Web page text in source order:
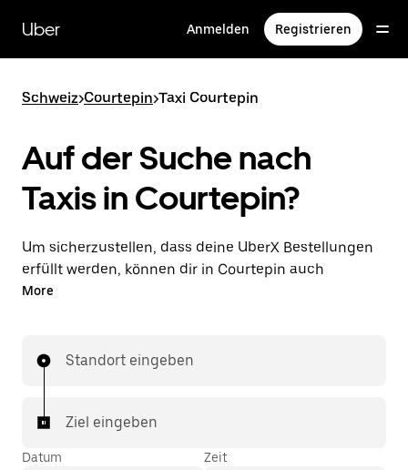
zum
Hauptinhalt
Uber Anmelden Registrieren
Schweiz>Courtepin>Taxi Courtepin
Auf der Suche nach
Taxis in Courtepin?
Um sicherzustellen, dass deine UberX Bestellungen
erfüllt werden, können dir in Courtepin auch
lizenzierte Taxifahrer*innen zugewiesen werden. In
Preise, die du von UberX kennst, während du mit
In einigen Städten der Schweiz kannst du in der
Uber App gezielt ein Taxi bestellen, wenn du sicher
sein möchtest, dass dir ein Taxi für deine Fahrt
More
Standort eingeben
Ziel eingeben
Datum Zeit